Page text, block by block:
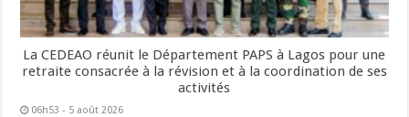
La CEDEAO réunit le Département PAPS à Lagos pour une
retraite consacrée à la révision et à la coordination de ses
activités
06h53 - 5 août 2026